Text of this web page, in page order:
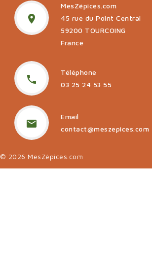

MesZépices.com
45 rue du Point Central
59200 TOURCOING
France

Téléphone
03 25 24 53 55

Email
contact@meszepices.com
© 2026 MesZépices.com